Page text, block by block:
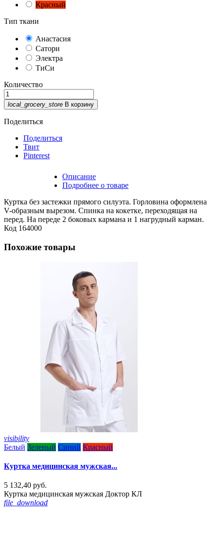
Красный
Тип ткани
Анастасия
Сатори
Электра
ТиСи
Количество
local_grocery_store В корзину
Поделиться
Поделиться
Твит
Pinterest
Описание
Подробнее о товаре
Куртка без застежки прямого силуэта. Горловина оформлена
V-образным вырезом. Спинка на кокетке, переходящая на
перед. На переде 2 боковых кармана и 1 нагрудный карман.
Код 164000
Похожие товары
visibility
Белый Зеленый Синий Красный
Куртка медицинская мужская...
5 132,40 руб.
Куртка медицинская мужская Доктор КЛ
file_download